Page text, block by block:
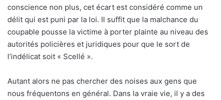
conscience non plus, cet écart est considéré comme un
délit qui est puni par la loi. Il suffit que la malchance du
coupable pousse la victime à porter plainte au niveau des
autorités policières et juridiques pour que le sort de
l’indélicat soit « Scellé ».
Autant alors ne pas chercher des noises aux gens que
nous fréquentons en général. Dans la vraie vie, il y a des